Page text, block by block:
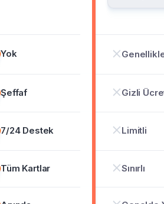
Yok
Şeffaf Gizli
7/24 Destek Limitli
Tüm Kartlar Sınırlı